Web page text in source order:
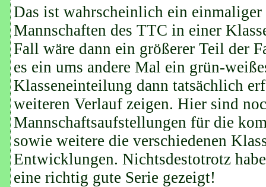
Das ist wahrscheinlich ein
Mannschaften des TTC in einer
Fall wäre dann ein größerer Teil der
es ein ums andere Mal ein grün-
Klasseneinteilung dann tatsächlich
weiteren Verlauf zeigen. Hier sind
Mannschaftsaufstellungen für die
sowie weitere die verschiedenen
Entwicklungen. Nichtsdestotrotz
eine richtig gute Serie gezeigt!